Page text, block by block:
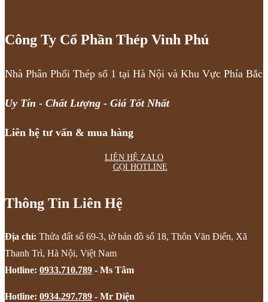
Công Ty Cổ Phần Thép Vinh Phú
Nhà Phân Phối Thép số 1 tại Hà Nội và Khu Vực Phía Bắc
Uy Tín - Chất Lượng - Giá Tốt Nhất
Liên hệ tư vấn & mua hàng
LIÊN HỆ ZALO
GỌI HOTLINE
Thông Tin Liên Hệ
Địa chỉ: Thửa đất số 69-3, tờ bản đồ số 18, Thôn Văn Điển, Xã
Thanh Trì, Hà Nội, Việt Nam
Hotline: 0933.710.789 - Ms Tâm
Hotline: 0934.297.789 - Mr Diện